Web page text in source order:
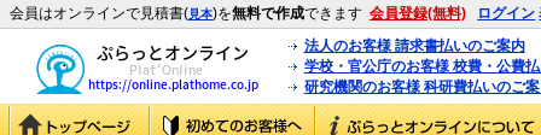
会員はオンラインで見積書(見本)を無料で作成できます 会員登録(無料) ログイン
法人のお客様 請求書払いのご案内
学校・官公庁のお客様 校費・公費
研究機関のお客様 科研費払いのご